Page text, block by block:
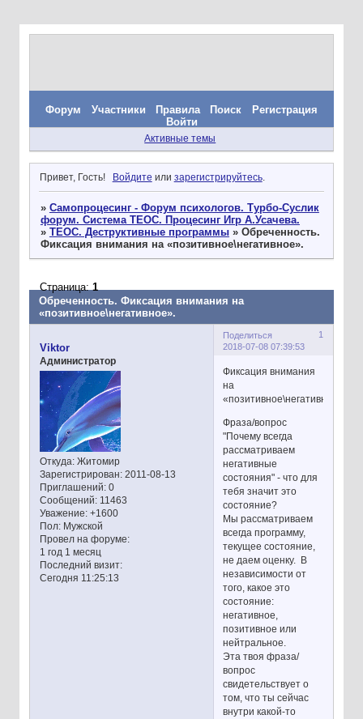
Форум Участники Правила Поиск
Регистрация
Войти
Активные темы
Привет, Гость! Войдите или зарегистрируйтесь.
» Самопроцесинг - Форум психологов. Турбо-Суслик
форум. Система ТЕОС. Процесинг Игр А.Усачева.
» ТЕОС. Деструктивные программы » Обреченность.
Фиксация внимания на «позитивное\негативное».
Обреченность. Фиксация внимания на
«позитивное\негативное».
Страница:1
Поделиться
1
2018-07-08 07:39:53
Viktor
Администратор
Откуда:Житомир
Зарегистрирован: 2011-08-13
Приглашений:0
Сообщений:11463
Уважение: +1600
Пол:Мужской
Провел на форуме:
1 год 1 месяц
Последний визит:
Сегодня 11:25:13
Фиксация внимания
на
«позитивное\негативное».
Фраза/вопрос
"Почему всегда
рассматриваем
негативные
состояния" - что для
тебя значит это
состояние?
Мы рассматриваем
всегда программу,
текущее состояние,
не даем оценку. В
независимости от
того, какое это
состояние:
негативное,
позитивное или
нейтральное.
Эта твоя фраза/
вопрос
свидетельствует о
том, что ты сейчас
внутри какой-то